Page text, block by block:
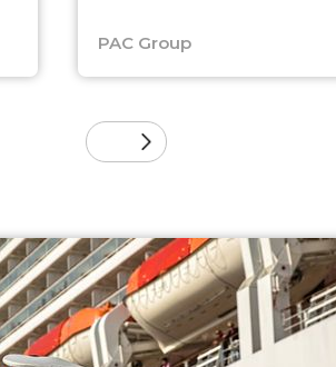
PAC Group